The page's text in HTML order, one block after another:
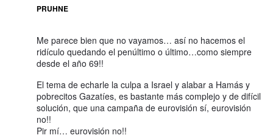
PRUHNE
Me parece bien que no vayamos… así no hacemos el
ridículo quedando el penúltimo o último…como siempre
desde el año 69!!
El tema de echarle la culpa a Israel y alabar a Hamás y
pobrecitos Gazatíes, es bastante más complejo y de difícil
solución, que una campaña de eurovisión sí, eurovisión
no!!
Pir mí… eurovisión no!!